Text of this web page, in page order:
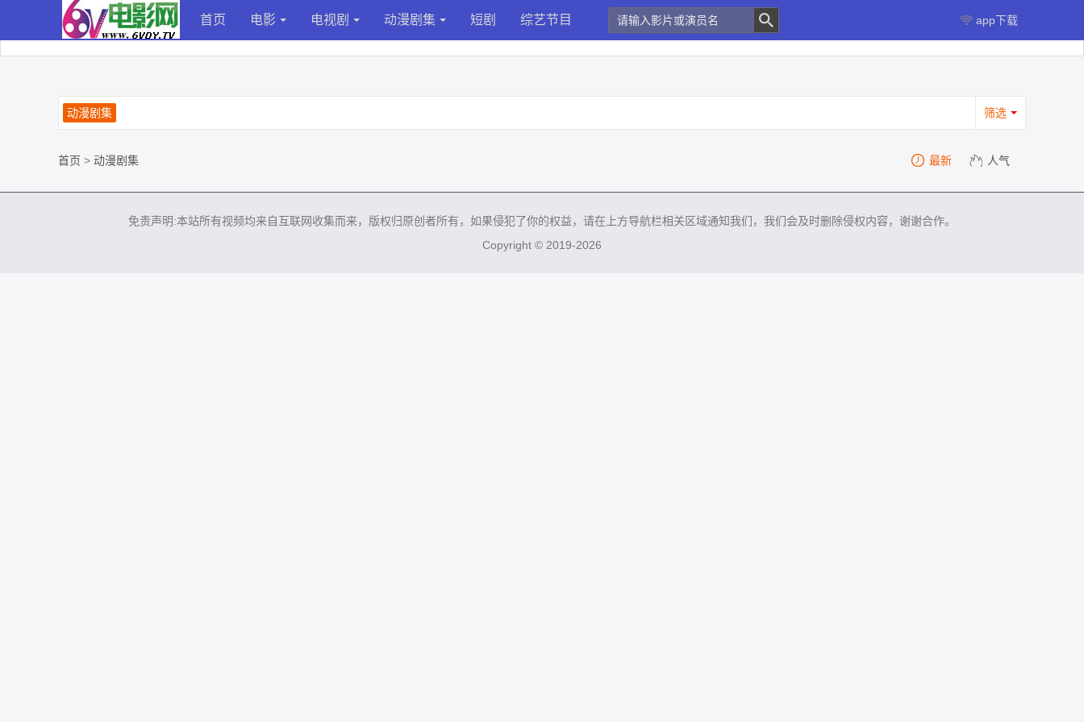
首页 电影 电视剧 动漫剧集 短剧 综艺节目 app下载
动漫剧集 筛选
首页 > 动漫剧集 最新 人气
免责声明:本站所有视频均来自互联网收集而来，版权归原创者所有，如果侵犯了你的权益，请在上方导航栏相关区域通知我们，我们会及时删除侵权内容，谢谢合作。
Copyright © 2019-2026